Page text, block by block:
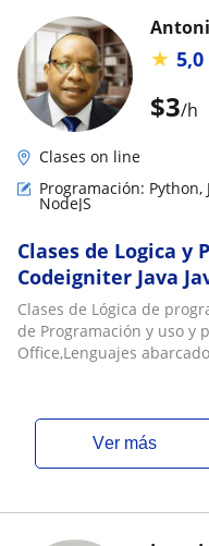
$3/h
★ 5,0
Clases on line
Programación: Python,
NodeJS
Clases de Logica y
Codeigniter Java
Python PseInt
Clases de Lógica de
de Programación y uso y
Office,Lenguajes
ver más